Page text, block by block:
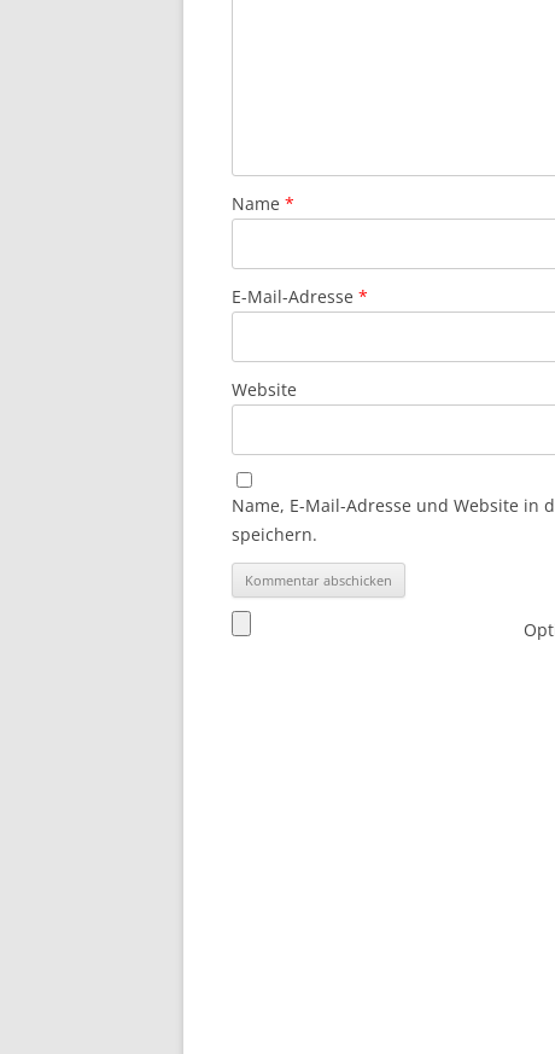
Name *
E-Mail-Adresse *
Website
Name, E-Mail-Adresse und Website in
speichern.